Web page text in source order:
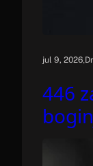
jul 9, 2026.
446